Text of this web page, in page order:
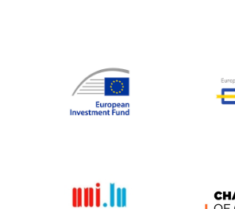
Lars Heikensten
Laura Kovesi
Luc Frieden
Manolis Mavrommatis